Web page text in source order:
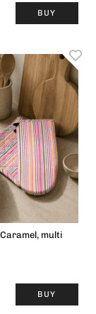
BUY
multi
BUY